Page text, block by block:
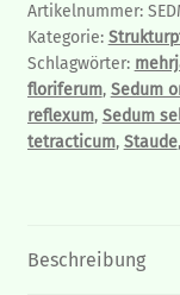
Artikelnummer:
Kategorie:
Schlagwörter:
floriferum, Sedum
reflexum, Sedum
tetracticum, Staude,
Beschreibung